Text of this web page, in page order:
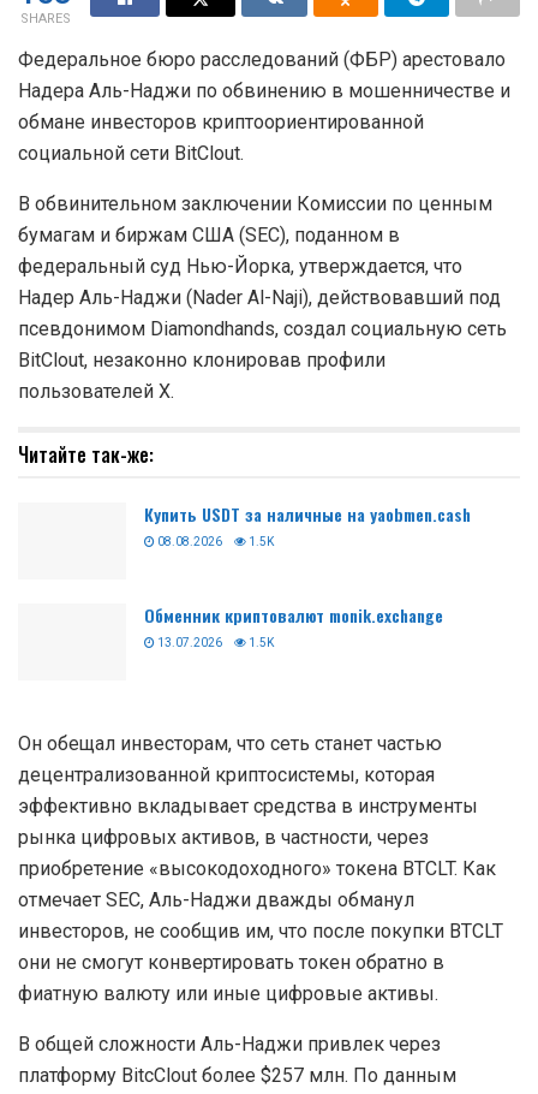
SHARES
Федеральное бюро расследований (ФБР) арестовало
Надера Аль-Наджи по обвинению в мошенничестве и
обмане инвесторов криптоориентированной
социальной сети BitClout.
В обвинительном заключении Комиссии по ценным
бумагам и биржам США (SEC), поданном в
федеральный суд Нью-Йорка, утверждается, что
Надер Аль-Наджи (Nader Al-Naji), действовавший под
псевдонимом Diamondhands, создал социальную сеть
BitClout, незаконно клонировав профили
пользователей Х.
Читайте так-же:
Купить USDT за наличные на yaobmen.cash
08.08.2026 1.5K
Обменник криптовалют monik.exchange
13.07.2026 1.5K
Он обещал инвесторам, что сеть станет частью
децентрализованной криптосистемы, которая
эффективно вкладывает средства в инструменты
рынка цифровых активов, в частности, через
приобретение «высокодоходного» токена BTCLT. Как
отмечает SEC, Аль-Наджи дважды обманул
инвесторов, не сообщив им, что после покупки BTCLT
они не смогут конвертировать токен обратно в
фиатную валюту или иные цифровые активы.
В общей сложности Аль-Наджи привлек через
платформу BitcСlout более $257 млн. По данным